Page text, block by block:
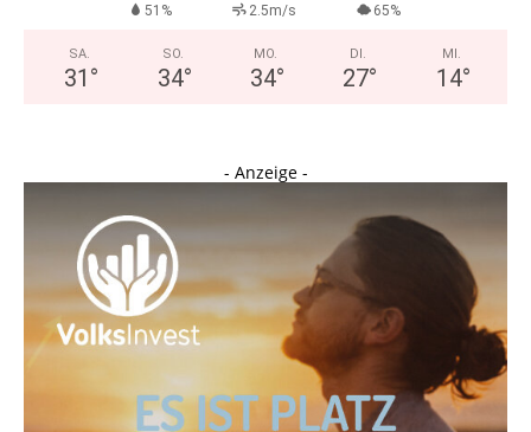
51% 2.5m/s 65%
SA.
31 °
SO.
34°
MO.
34°
DI.
27°
MI.
14°
- Anzeige -